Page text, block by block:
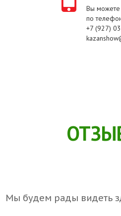
Вы можете
по
+7 (927)
Мы будем рады видеть